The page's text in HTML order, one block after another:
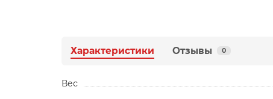
Характеристики Отзывы 0
Вес